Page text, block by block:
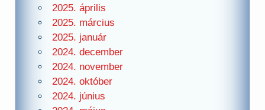
2025. április
2025. március
2025. január
2024. december
2024. november
2024. október
2024. június